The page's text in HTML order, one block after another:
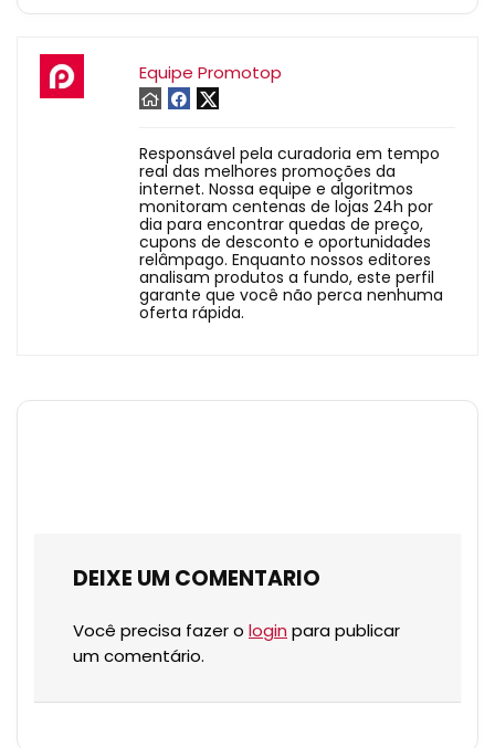
Equipe Promotop
Responsável pela curadoria em tempo
real das melhores promoções da
internet. Nossa equipe e algoritmos
monitoram centenas de lojas 24h por
dia para encontrar quedas de preço,
cupons de desconto e oportunidades
relâmpago. Enquanto nossos editores
analisam produtos a fundo, este perfil
garante que você não perca nenhuma
oferta rápida.
DEIXE UM COMENTARIO
Você precisa fazer o login para publicar
um comentário.